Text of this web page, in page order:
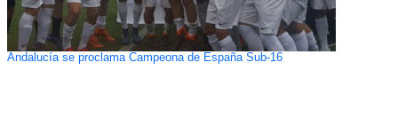
Andalucía se proclama Campeona de España Sub-16